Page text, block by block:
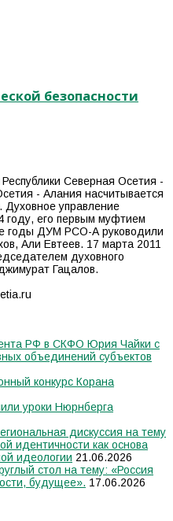
безопасности
Северная Осетия -
- Алания насчитывается
Духовное управление
его первым муфтием
годы ДУМ РСО-А руководили
Али Евтеев. 17 марта 2011
духовного
Гацалов.
РФ в СКФО Юрия Чайки с
объединений субъектов
конкурс Корана
уроки Нюрнберга
дискуссия на тему
идентичности как основа
идеологии 21.06.2026
стол на тему: «Россия
будущее». 17.06.2026